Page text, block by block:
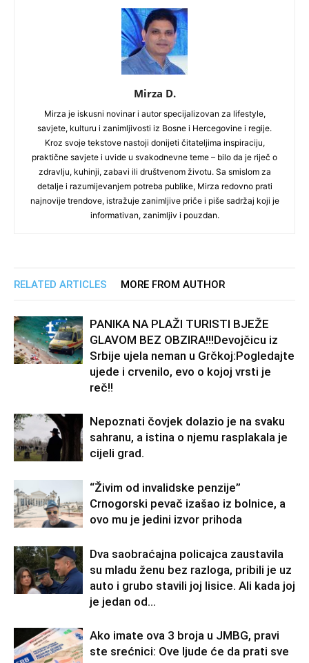
Mirza D.
Mirza je iskusni novinar i autor specijalizovan za lifestyle,
savjete, kulturu i zanimljivosti iz Bosne i Hercegovine i regije.
Kroz svoje tekstove nastoji donijeti čitateljima inspiraciju,
praktične savjete i uvide u svakodnevne teme – bilo da je riječ o
zdravlju, kuhinji, zabavi ili društvenom životu. Sa smislom za
detalje i razumijevanjem potreba publike, Mirza redovno prati
najnovije trendove, istražuje zanimljive priče i piše sadržaj koji je
informativan, zanimljiv i pouzdan.
RELATED ARTICLES MORE FROM AUTHOR
PANIKA NA PLAŽI TURISTI BJEŽE
GLAVOM BEZ OBZIRA!!!Devojčicu iz
Srbije ujela neman u Grčkoj:Pogledajte
ujede i crvenilo, evo o kojoj vrsti je
reč!!
Nepoznati čovjek dolazio je na svaku
sahranu, a istina o njemu rasplakala je
cijeli grad.
“Živim od invalidske penzije”
Crnogorski pevač izašao iz bolnice, a
ovo mu je jedini izvor prihoda
Dva saobraćajna policajca zaustavila
su mladu ženu bez razloga, pribili je uz
auto i grubo stavili joj lisice. Ali kada joj
je jedan od...
Ako imate ova 3 broja u JMBG, pravi
ste srećnici: Ove ljude će da prati sve